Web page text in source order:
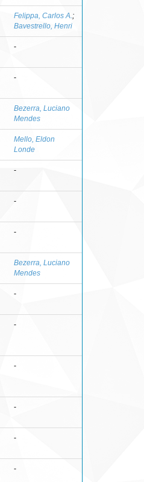
Felippa, Carlos A. ;
Bavestrello, Henri
-
-
Bezerra, Luciano
Mendes
Mello, Eldon
Londe
-
-
-
Bezerra, Luciano
Mendes
-
-
-
-
-
-